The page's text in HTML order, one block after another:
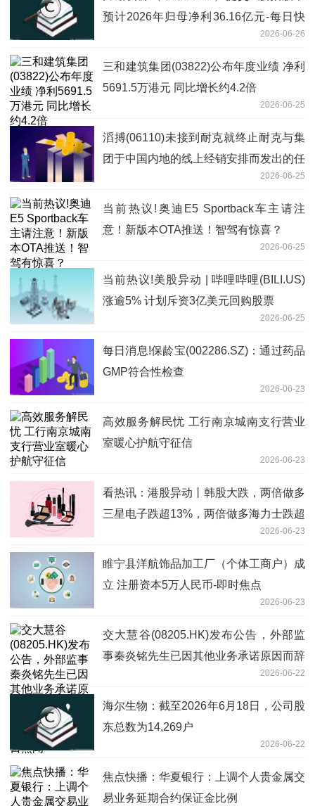
预计2026年归母净利36.16亿元-每日快
2026-06-26
三和建筑集团(03822)公布年度业绩 净利
5691.5万港元 同比增长约4.2倍
2026-06-25
滔搏(06110)未接到耐克就终止耐克与集
团于中国内地的线上经销安排而发出的任
2026-06-25
当前热议!奥迪E5 Sportback车主请注
意！新版本OTA推送！智驾有惊喜？
2026-06-25
当前热议!美股异动 | 哔哩哔哩(BILI.US)
涨逾5% 计划斥资3亿美元回购股票
2026-06-25
每日消息!保龄宝(002286.SZ)：通过药品
GMP符合性检查
2026-06-23
高效服务解民忧 工行南京城南支行营业
室暖心护航守征信
2026-06-23
看热讯：港股异动丨韩股大跌，两倍做多
三星电子跌超13%，两倍做多海力士跌超
2026-06-23
睢宁县洋航饰品加工厂（个体工商户）成
立 注册资本5万人民币-即时焦点
2026-06-23
交大慧谷(08205.HK)发布公告，外部监
事秦炎铭先生已因其他业务承诺原因而辞
任监事职务，自2026年6月22日起生效
每日热闻
2026-06-22
海尔生物：截至2026年6月18日，公司股
东总数为14,269户
2026-06-22
焦点快播：华夏银行：上调个人贵金属交
易业务延期合约保证金比例